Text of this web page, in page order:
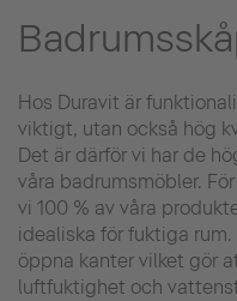
Hos Duravit är
viktigt, utan också hög
Det är därför vi har de
våra badrumsmöbler.
vi 100 % av våra
idealiska för fuktiga
öppna kanter vilket gör
luftfuktighet och